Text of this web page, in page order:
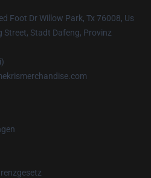
Foot Dr Willow Park, Tx 76008, Us
Street, Stadt Dafeng, Provinz